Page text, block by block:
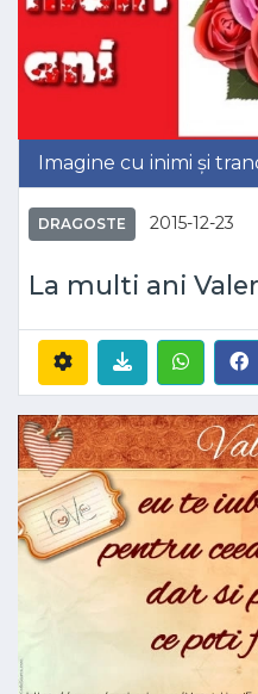
Imagine cu inimi și
DRAGOSTE 2015-12-23
La multi ani